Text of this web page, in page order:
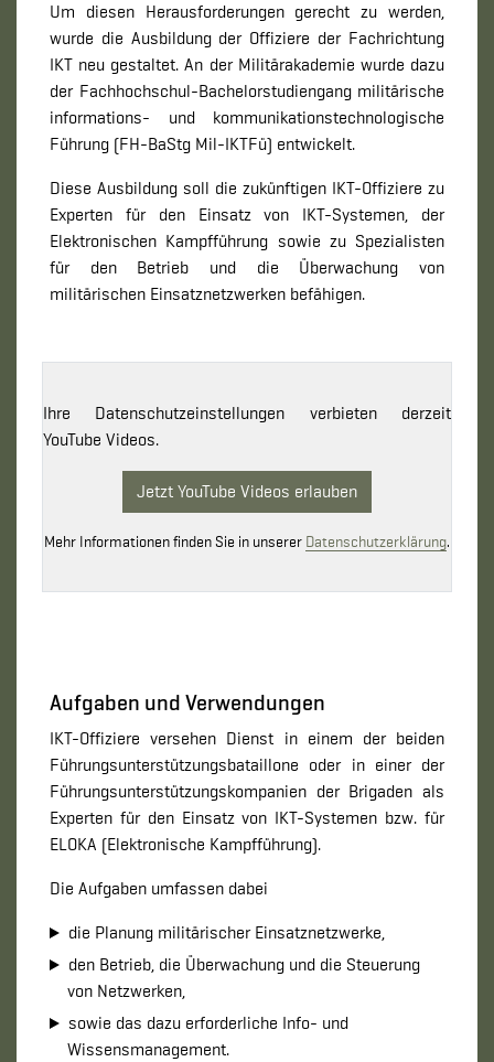
Um diesen Herausforderungen gerecht zu werden,
wurde die Ausbildung der Offiziere der Fachrichtung
IKT neu gestaltet. An der Militärakademie wurde dazu
der Fachhochschul-Bachelorstudiengang militärische
informations- und kommunikationstechnologische
Führung (FH-BaStg Mil-IKTFü) entwickelt.
Diese Ausbildung soll die zukünftigen IKT-Offiziere zu
Experten für den Einsatz von IKT-Systemen, der
Elektronischen Kampfführung sowie zu Spezialisten
für den Betrieb und die Überwachung von
militärischen Einsatznetzwerken befähigen.
Ihre Datenschutzeinstellungen verbieten derzeit
YouTube Videos.
Jetzt YouTube Videos erlauben
Mehr Informationen finden Sie in unserer Datenschutzerklärung.
Aufgaben und Verwendungen
IKT-Offiziere versehen Dienst in einem der beiden
Führungsunterstützungsbataillone oder in einer der
Führungsunterstützungskompanien der Brigaden als
Experten für den Einsatz von IKT-Systemen bzw. für
ELOKA (Elektronische Kampfführung).
Die Aufgaben umfassen dabei
die Planung militärischer Einsatznetzwerke,
den Betrieb, die Überwachung und die Steuerung
von Netzwerken,
sowie das dazu erforderliche Info- und
Wissensmanagement.